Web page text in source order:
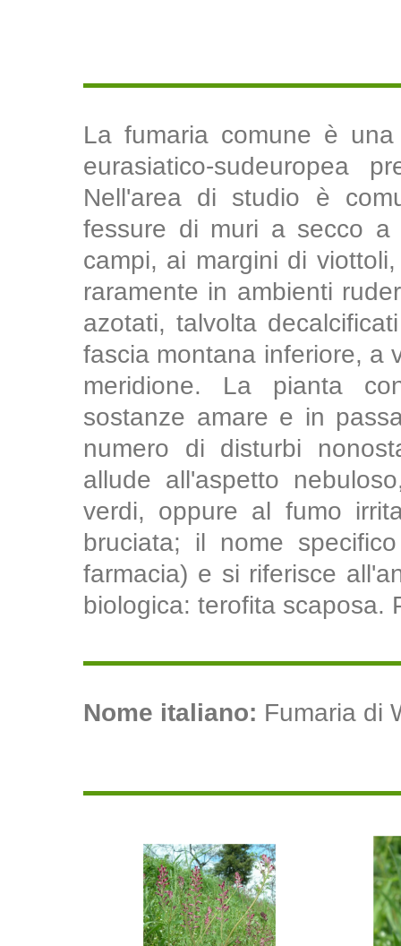
La fumaria comune è
eurasiatico-sudeuropea
Nell'area di studio è
fessure di muri a secco a
campi, ai margini di
raramente in ambienti
azotati, talvolta
fascia montana inferiore, a
meridione. La pianta
sostanze amare e in
numero di disturbi
allude all'aspetto
verdi, oppure al fumo
bruciata; il nome
farmacia) e si riferisce
biologica: terofita scaposa.
Nome italiano: Fumaria di